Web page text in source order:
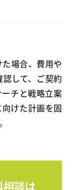
場合、費用や
して、ご契約
チと戦略立案
けた計画を固
相談は